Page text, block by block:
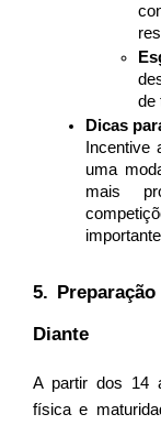
de
Dicas
uma
mais
5.
Diante
A partir dos 14
física e